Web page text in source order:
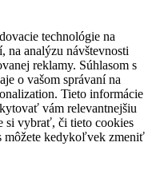
technológie na
na analýzu návštevnosti
reklamy. Súhlasom s
o vašom správaní na
Tieto informácie
vám relevantnejšiu
si vybrať, či tieto cookies
môžete kedykoľvek zmeniť